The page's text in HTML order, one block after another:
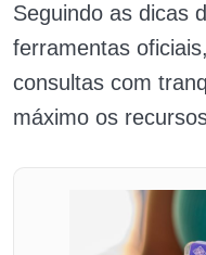
Seguindo as dicas
ferramentas
consultas com
máximo os